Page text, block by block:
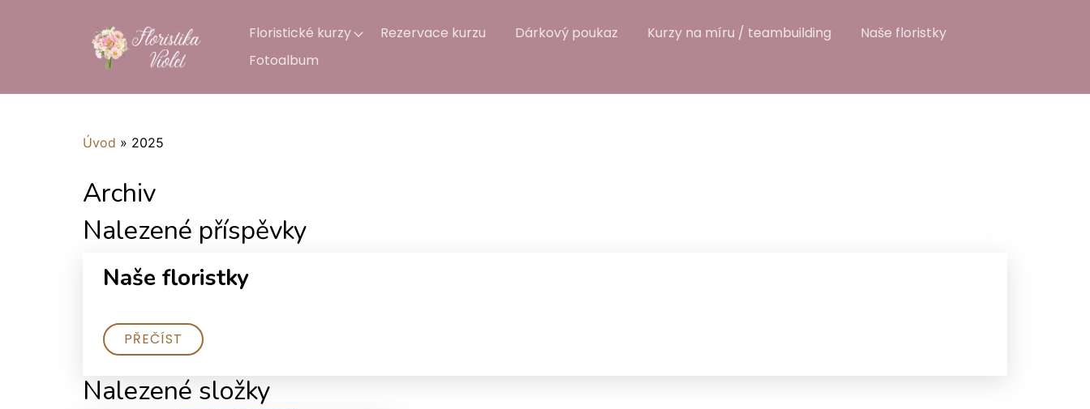
Floristické kurzy Rezervace kurzu Dárkový poukaz Kurzy na míru / teambuilding
Naše floristky
Fotoalbum
Úvod » 2025
Archiv
Nalezené příspěvky
Naše floristky
PŘEČÍST
Nalezené složky